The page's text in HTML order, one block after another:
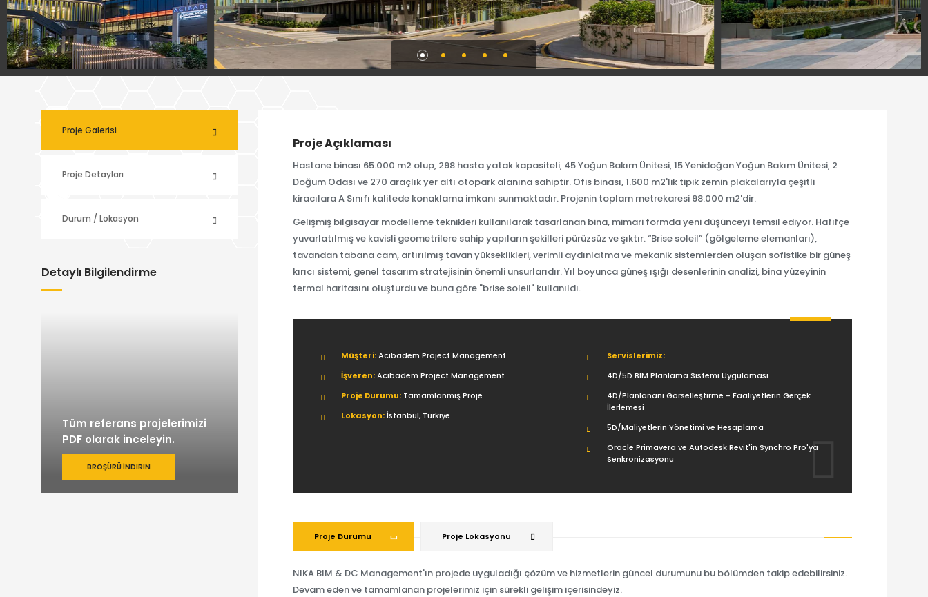
Proje Galerisi
Proje Detayları
Durum / Lokasyon
Detaylı Bilgilendirme
Tüm referans projelerimizi
PDF olarak inceleyin.
BROŞÜRÜ İNDIRIN
Proje Açıklaması
Hastane binası 65.000 m2 olup, 298 hasta yatak kapasiteli, 45 Yoğun Bakım Ünitesi, 15 Yenidoğan Yoğun Bakım Ünitesi, 2
Doğum Odası ve 270 araçlık yer altı otopark alanına sahiptir. Ofis binası, 1.600 m2'lik tipik zemin plakalarıyla çeşitli
kiracılara A Sınıfı kalitede konaklama imkanı sunmaktadır. Projenin toplam metrekaresi 98.000 m2'dir.
Gelişmiş bilgisayar modelleme teknikleri kullanılarak tasarlanan bina, mimari formda yeni düşünceyi temsil ediyor. Hafifçe
yuvarlatılmış ve kavisli geometrilere sahip yapıların şekilleri pürüzsüz ve şıktır. “Brise soleil” (gölgeleme elemanları),
tavandan tabana cam, artırılmış tavan yükseklikleri, verimli aydınlatma ve mekanik sistemlerden oluşan sofistike bir güneş
kırıcı sistemi, genel tasarım stratejisinin önemli unsurlarıdır. Yıl boyunca güneş ışığı desenlerinin analizi, bina yüzeyinin
termal haritasını oluşturdu ve buna göre "brise soleil" kullanıldı.
Müşteri:Acibadem Project Management
İşveren:Acibadem Project Management
Proje Durumu:Tamamlanmış Proje
Lokasyon:İstanbul, Türkiye
Servislerimiz:
4D/5D BIM Planlama Sistemi Uygulaması
4D/Planlananı Görselleştirme - Faaliyetlerin Gerçek
İlerlemesi
5D/Maliyetlerin Yönetimi ve Hesaplama
Oracle Primavera ve Autodesk Revit'in Synchro Pro'ya
Senkronizasyonu
Proje Durumu Proje Lokasyonu
NIKA BIM & DC Management'ın projede uyguladığı çözüm ve hizmetlerin güncel durumunu bu bölümden takip edebilirsiniz.
Devam eden ve tamamlanan projelerimiz için sürekli gelişim içerisindeyiz.